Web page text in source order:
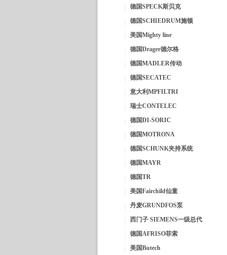
德国SPECK斯贝克
德国SCHIEDRUM施顿
美国Mighty line
德国Drager德尔格
德国MADLER传动
德国SECATEC
意大利MPFILTRI
瑞士CONTELEC
德国DI-SORIC
德国MOTRONA
德国SCHUNK夹持系统
德国MAYR
德国TR
美国Fairchild仙童
丹麦GRUNDFOS泵
西门子 SIEMENS一级总代
德国AFRISO菲索
美国Butech